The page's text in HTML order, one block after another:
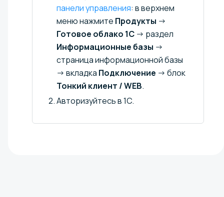
панели управления: в верхнем
меню нажмите Продукты →
Готовое облако 1С → раздел
Информационные базы →
страница информационной базы
→ вкладка Подключение → блок
Тонкий клиент / WEB.
Авторизуйтесь в 1С.